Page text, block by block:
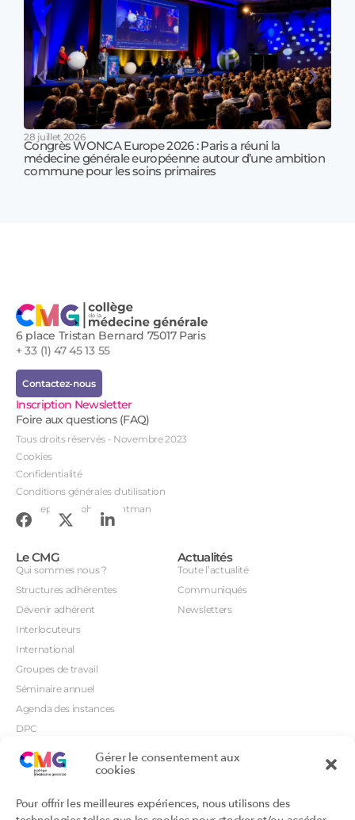
Gérer le consentement aux
cookies
Pour offrir les meilleures expériences, nous utilisons des
28 juillet 2026
Congrès WONCA Europe 2026 : Paris a réuni la
médecine générale européenne autour d’une ambition
commune pour les soins primaires
6 place Tristan Bernard 75017 Paris
+ 33 (1) 47 45 13 55
Contactez-nous
Inscription Newsletter
Foire aux questions (FAQ)
Tous droits réservés - Novembre 2023
Cookies
Confidentialité
Conditions générales d'utilisation
Conception : John Brightman
Le CMG
Qui sommes nous ?
Structures adhérentes
Dévenir adhérent
Interlocuteurs
International
Groupes de travail
Séminaire annuel
Agenda des instances
DPC
CSI
Orientations prioritaires
Actualités
Toute l’actualité
Communiqués
Newsletters
Productions
Productions du Collège
Portails
Annuaire DU/DIU